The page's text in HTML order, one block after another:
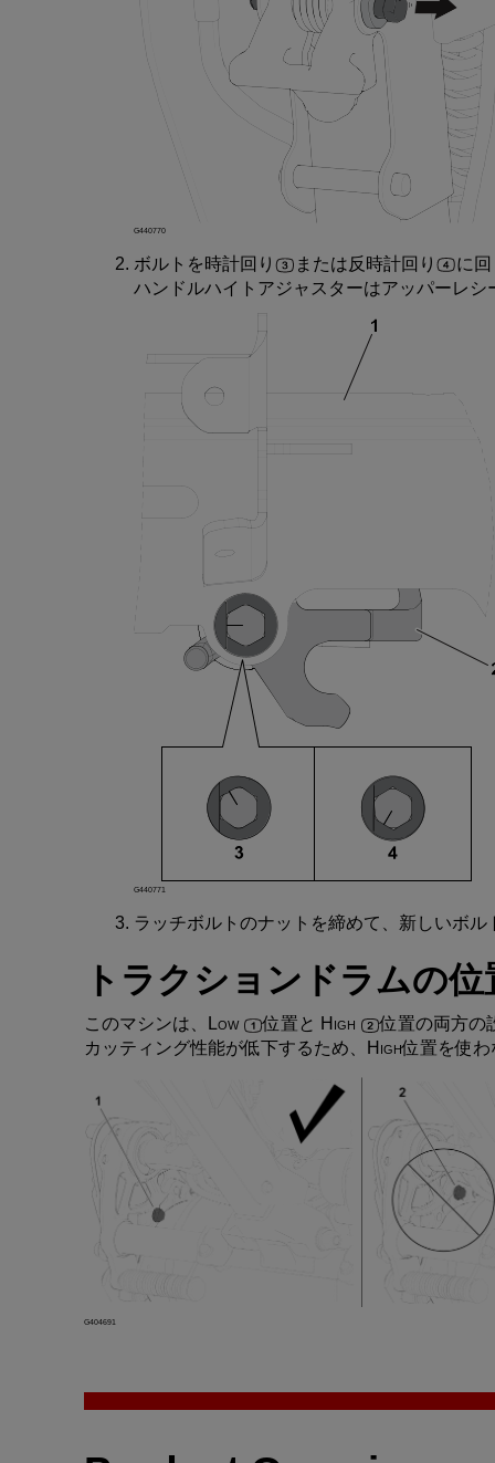
G440770
ボルト を時計回 り または反時計回 り に 回
ハンドルハイトアジャスターはアッパーレシ
G440771
ラッチボルト のナット を締めて 、新しいボル
トラクションドラムの位
このマシンは Low 位置 と High 位置の両方の
カッティング性能が低下するため High位置を使わ
G404691